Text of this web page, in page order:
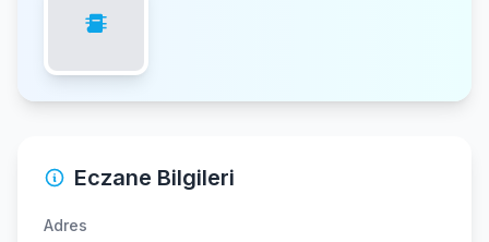
Eczane Bilgileri
Adres